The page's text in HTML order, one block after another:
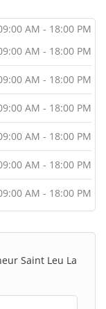
AM - 18:00 PM
AM - 18:00 PM
AM - 18:00 PM
AM - 18:00 PM
AM - 18:00 PM
AM - 18:00 PM
AM - 18:00 PM
Saint Leu La